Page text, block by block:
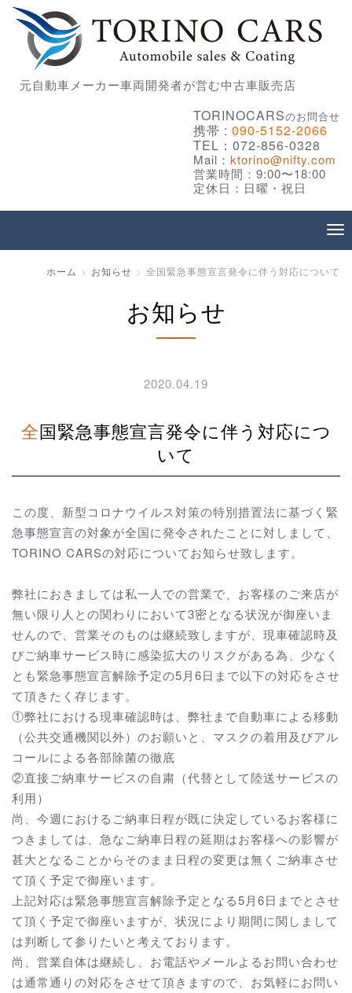
元自動車メーカー車両開発者が営む中古車販売店
TORINOCARSのお問合せ
携帯 : 090-5152-2066
TEL：072-856-0328
Mail： ktorino@nifty.com
営業時間：9:00〜18:00
定休日：日曜・祝日
ホーム お知らせ 全国緊急事態宣言発令に伴う対応について
お知らせ
2020.04.19
全国緊急事態宣言発令に伴う対応につ
いて
この度、新型コロナウイルス対策の特別措置法に基づく緊
急事態宣言の対象が全国に発令されたことに対しまして、
TORINO CARSの対応についてお知らせ致します。
弊社におきましては私一人での営業で、お客様のご来店が
無い限り人との関わりにおいて3密となる状況が御座いま
せんので、営業そのものは継続致しますが、現車確認時及
びご納車サービス時に感染拡大のリスクがある為、少なく
とも緊急事態宣言解除予定の5月6日まで以下の対応をさせ
て頂きたく存じます。
①弊社における現車確認時は、弊社まで自動車による移動
（公共交通機関以外）のお願いと、マスクの着用及びアル
コールによる各部除菌の徹底
②直接ご納車サービスの自粛（代替として陸送サービスの
利用）
尚、今週におけるご納車日程が既に決定しているお客様に
つきましては、急なご納車日程の延期はお客様への影響が
甚大となることからそのまま日程の変更は無くご納車させ
て頂く予定で御座います。
上記対応は緊急事態宣言解除予定となる5月6日までとさせ
て頂く予定で御座いますが、状況により期間に関しまして
は判断して参りたいと考えております。
尚、営業自体は継続し、お電話やメールよるお問い合わせ
は通常通りの対応をさせて頂きますので、お気軽にお問い